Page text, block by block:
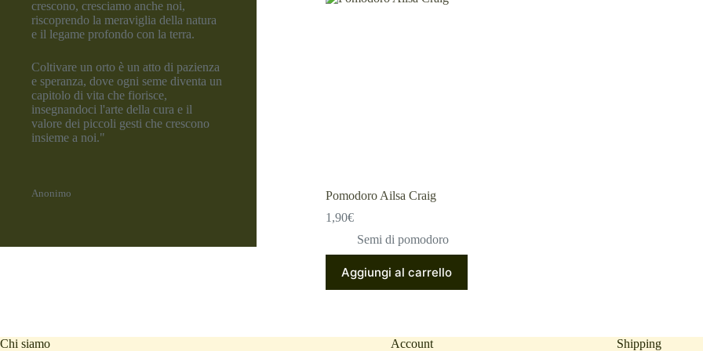
Pomodoro Ailsa Craig
1,90€
Semi di pomodoro
Aggiungi al carrello
crescono, cresciamo anche noi,
riscoprendo la meraviglia della natura
e il legame profondo con la terra.
Coltivare un orto è un atto di pazienza
e speranza, dove ogni seme diventa un
capitolo di vita che fiorisce,
insegnandoci l'arte della cura e il
valore dei piccoli gesti che crescono
insieme a noi."
Anonimo
Chi siamo Account Shipping